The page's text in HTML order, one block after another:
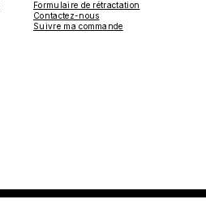
Formulaire de rétractation
Contactez-nous
Suivre ma commande